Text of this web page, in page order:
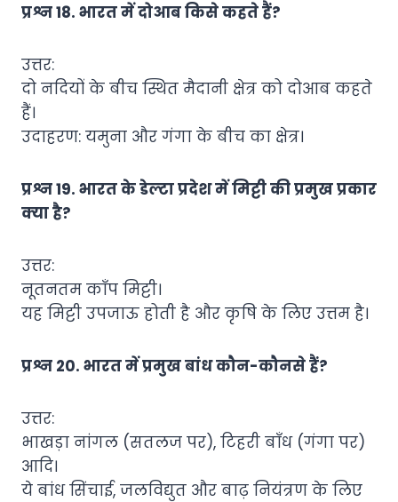
प्रश्न 18. भारत में दोआब किसे कहते हैं?
उत्तर:
दो नदियों के बीच स्थित मैदानी क्षेत्र को दोआब कहते
हैं।
उदाहरण: यमुना और गंगा के बीच का क्षेत्र।
प्रश्न 19. भारत के डेल्टा प्रदेश में मिट्टी की प्रमुख प्रकार
क्या है?
उत्तर:
नूतनतम काँप मिट्टी।
यह मिट्टी उपजाऊ होती है और कृषि के लिए उत्तम है।
प्रश्न 20. भारत में प्रमुख बांध कौन-कौनसे हैं?
उत्तर:
भाखड़ा नांगल (सतलज पर), टिहरी बाँध (गंगा पर)
आदि।
ये बांध सिंचाई, जलविद्युत और बाढ़ नियंत्रण के लिए